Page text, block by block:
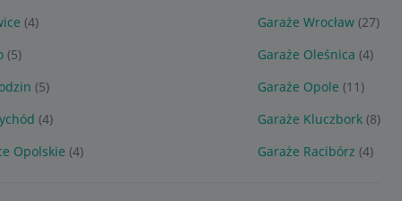
(4) Garaże Wrocław (27)
(5) Garaże Oleśnica (4)
(5) Garaże Opole (11)
(4) Garaże Kluczbork (8)
Opolskie (4) Garaże Racibórz (4)